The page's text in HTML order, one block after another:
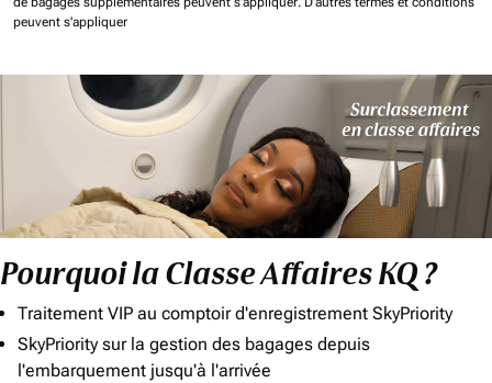
peuvent s'appliquer
Pourquoi la Classe Affaires KQ ?
Traitement VIP au comptoir d'enregistrement SkyPriority
SkyPriority sur la gestion des bagages depuis
l'embarquement jusqu'à l'arrivée